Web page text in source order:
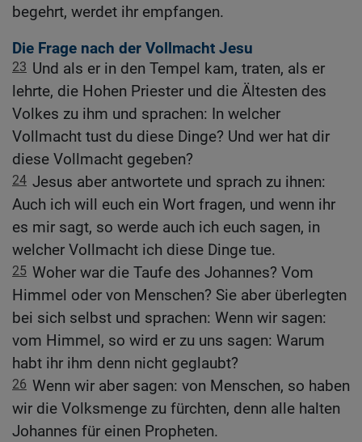
begehrt, werdet ihr empfangen.
Die Frage nach der Vollmacht Jesu
23 Und als er in den Tempel kam, traten, als er
lehrte, die Hohen Priester und die Ältesten des
Volkes zu ihm und sprachen: In welcher
Vollmacht tust du diese Dinge? Und wer hat dir
diese Vollmacht gegeben?
24 Jesus aber antwortete und sprach zu ihnen:
Auch ich will euch ein Wort fragen, und wenn ihr
es mir sagt, so werde auch ich euch sagen, in
welcher Vollmacht ich diese Dinge tue.
25 Woher war die Taufe des Johannes? Vom
Himmel oder von Menschen? Sie aber überlegten
bei sich selbst und sprachen: Wenn wir sagen:
vom Himmel, so wird er zu uns sagen: Warum
habt ihr ihm denn nicht geglaubt?
26 Wenn wir aber sagen: von Menschen, so haben
wir die Volksmenge zu fürchten, denn alle halten
Johannes für einen Propheten.